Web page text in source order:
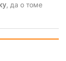
, да о томе